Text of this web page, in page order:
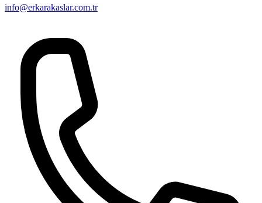
info@erkarakaslar.com.tr